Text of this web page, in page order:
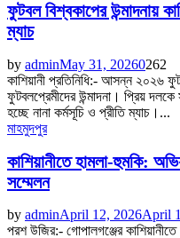
ফুটবল বিশ্বকাপের উন্মাদনায়
ম্যাচ
by adminMay 31, 20260262
কাশিয়ানী প্রতিনিধি:- আসন্ন ২০২৬
ফুটবলপ্রেমীদের উন্মাদনা। প্রিয়
হচ্ছে নানা কর্মসূচি ও প্রীতি ম্যাচ।...
মাহমুদপুর
কাশিয়ানীতে হামলা-হুমকি:
সম্মেলন
by adminApril 12, 2026April
পরশ উজির:- গোপালগঞ্জের কাশিয়ানীতে